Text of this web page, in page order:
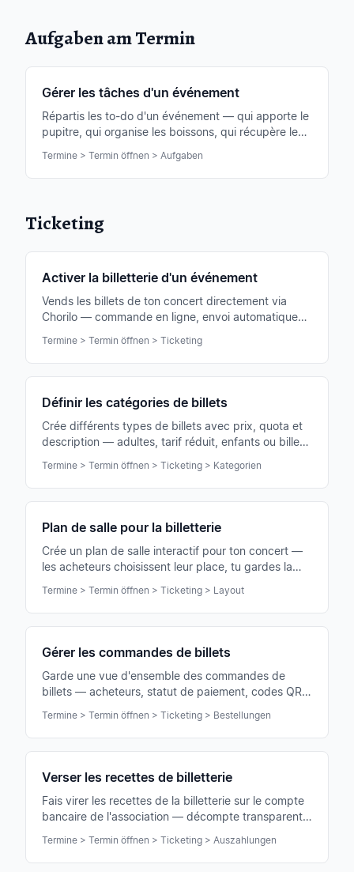
Aufgaben am Termin
Gérer les tâches d'un événement
Répartis les to-do d'un événement — qui apporte le
pupitre, qui organise les boissons, qui récupère les
Termine > Termin öffnen > Aufgaben
Ticketing
Activer la billetterie d'un événement
Vends les billets de ton concert directement via
Chorilo — commande en ligne, envoi automatique
commandes.
Termine > Termin öffnen > Ticketing
Définir les catégories de billets
Crée différents types de billets avec prix, quota et
description — adultes, tarif réduit, enfants ou billet
Termine > Termin öffnen > Ticketing > Kategorien
Plan de salle pour la billetterie
Crée un plan de salle interactif pour ton concert —
les acheteurs choisissent leur place, tu gardes la
Termine > Termin öffnen > Ticketing > Layout
Gérer les commandes de billets
Garde une vue d'ensemble des commandes de
billets — acheteurs, statut de paiement, codes QR
Termine > Termin öffnen > Ticketing > Bestellungen
Verser les recettes de billetterie
Fais virer les recettes de la billetterie sur le compte
bancaire de l'association — décompte transparent
Termine > Termin öffnen > Ticketing > Auszahlungen